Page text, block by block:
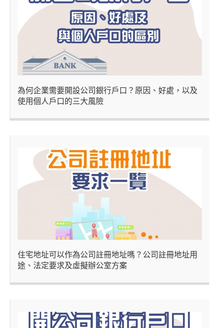
為何企業需要開設公司銀行戶口？原因、好處，以及
使用個人戶口的三大風險
住宅地址可以作為公司註冊地址嗎？公司註冊地址用
途、法定要求及虛擬辦公室方案